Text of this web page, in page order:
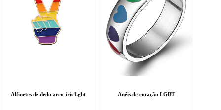
Alfinetes de dedo arco-íris Lgbt Anéis de coração LGBT